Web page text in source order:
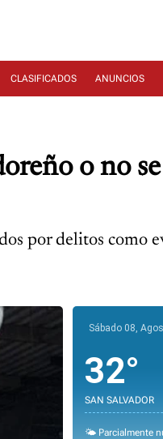
CLASIFICADOS ANUNCIOS
o no
por delitos como
Sábado 08,
32°
SAN SALVADOR
🌤️ Parcialmente